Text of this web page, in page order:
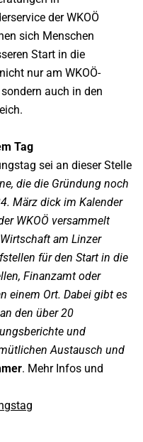
der WKOÖ
sich Menschen
Start in die
nur am WKOÖ-
auch in den
Tag
sei an dieser Stelle
die die Gründung noch
März dick im Kalender
WKOÖ versammelt
am Linzer
für den Start in die
Finanzamt oder
einem Ort. Dabei gibt es
den über 20
und
Austausch und
. Mehr Infos und